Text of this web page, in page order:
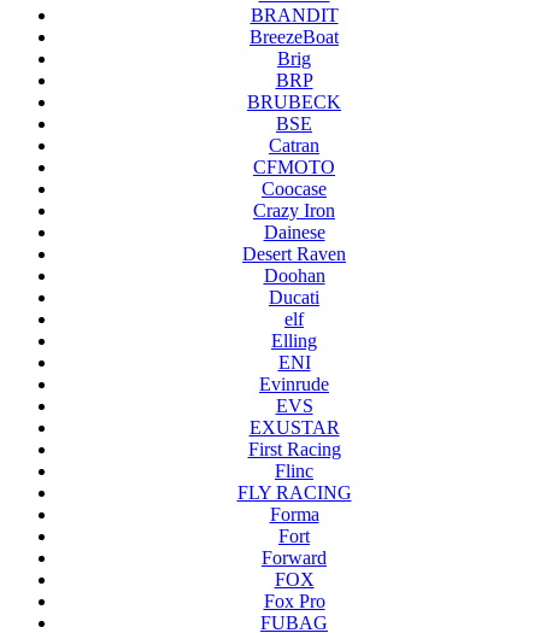
BRANDIT
BreezeBoat
Brig
BRP
BRUBECK
BSE
Catran
CFMOTO
Coocase
Crazy Iron
Dainese
Desert Raven
Doohan
Ducati
elf
Elling
ENI
Evinrude
EVS
EXUSTAR
First Racing
Flinc
FLY RACING
Forma
Fort
Forward
FOX
Fox Pro
FUBAG